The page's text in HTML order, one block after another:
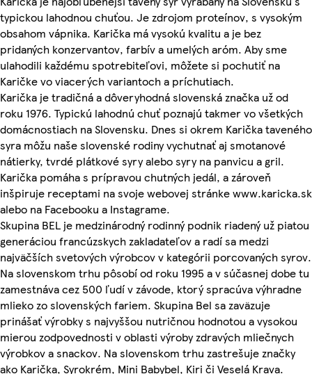
typickou lahodnou chuťou. Je zdrojom proteínov, s vysokým
obsahom vápnika. Karička má vysokú kvalitu a je bez
pridaných konzervantov, farbív a umelých aróm. Aby sme
ulahodili každému spotrebiteľovi, môžete si pochutiť na
Karičke vo viacerých variantoch a príchutiach.
Karička je tradičná a dôveryhodná slovenská značka už od
roku 1976. Typickú lahodnú chuť poznajú takmer vo všetkých
domácnostiach na Slovensku. Dnes si okrem Karička taveného
syra môžu naše slovenské rodiny vychutnať aj smotanové
nátierky, tvrdé plátkové syry alebo syry na panvicu a gril.
Karička pomáha s prípravou chutných jedál, a zároveň
inšpiruje receptami na svoje webovej stránke www.karicka.sk
alebo na Facebooku a Instagrame.
Skupina BEL je medzinárodný rodinný podnik riadený už piatou
generáciou francúzskych zakladateľov a radí sa medzi
najväčších svetových výrobcov v kategórii porcovaných syrov.
Na slovenskom trhu pôsobí od roku 1995 a v súčasnej dobe tu
zamestnáva cez 500 ľudí v závode, ktorý spracúva výhradne
mlieko zo slovenských fariem. Skupina Bel sa zaväzuje
prinášať výrobky s najvyššou nutričnou hodnotou a vysokou
mierou zodpovednosti v oblasti výroby zdravých mliečnych
výrobkov a snackov. Na slovenskom trhu zastrešuje značky
ako Karička, Syrokrém, Mini Babybel, Kiri či Veselá Krava.